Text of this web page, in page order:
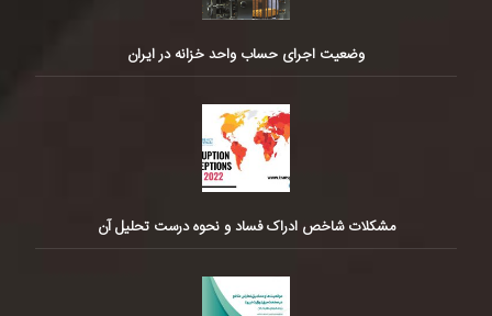
وضعیت اجرای حساب واحد خزانه در ایران
مشکلات شاخص ادراک فساد و نحوه درست تحلیل آن